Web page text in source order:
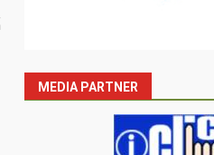
MEDIA PARTNER